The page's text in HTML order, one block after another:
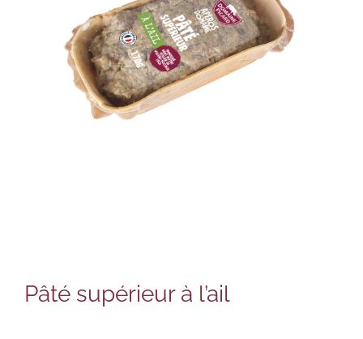
Pâté supérieur à l’ail